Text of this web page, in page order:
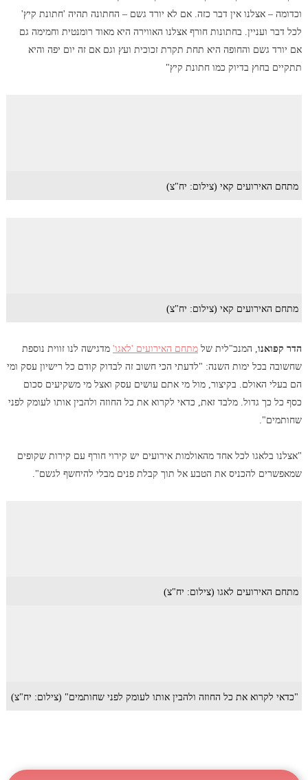
וכדומה – אצלנו אין דבר כזה. אם לא יורד גשם – החתונה תהיה 'חתונת קיץ'
לכל דבר ועניין. בחתונות חורף אצלנו האווירה היא מאוד רומנטית וחמימה גם
אם יורד גשם והחופה היא תחת תקרת זכוכית ועץ וגם אם זה יום יפה והיא
תתקיים בחוץ בדיוק כמו חתונת קיץ"
מתחם האירועים קאי (צילום: יח"צ)
מתחם האירועים קאי (צילום: יח"צ)
הדר קפואנו, המנכ"לית של מתחם האירועים 'לאגו'מדגישה לנו זווית נוספת
שחשובה בכל ימות השנה: "לדעתי הכי חשוב זה לבדוק קודם כל רישיון עסק ומי
הם בעלי האולם. בקיצור, מול מי אתם עושים עסק ואצל מי משקיעים סכום
כסף כל כך גדול. מלבד זאת, כדאי לקרוא את כל החוזה ולהבין אותו לעומק לפני
שחותמים".
"אצלנו בלאגו לכל אחד מהאולמות אירועים יש קירוי חורף עם קירות שקופים
שמאפשרים להכניס את הטבע אל תוך קבלת פנים מבלי להיחשף לגשם".
מתחם האירועים לאגו (צילום: יח"צ)
"כדאי לקרוא את כל החוזה ולהבין אותו לעומק לפני שחותמים" (צילום: יח"צ)